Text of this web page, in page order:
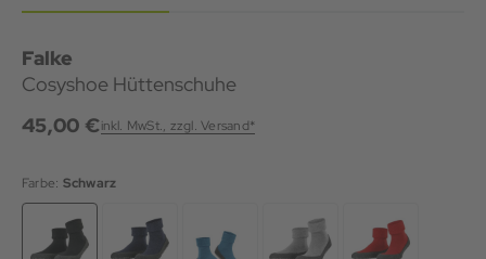
Falke
Cosyshoe Hüttenschuhe
45,00 €inkl. MwSt., zzgl. Versand*
Farbe: Schwarz